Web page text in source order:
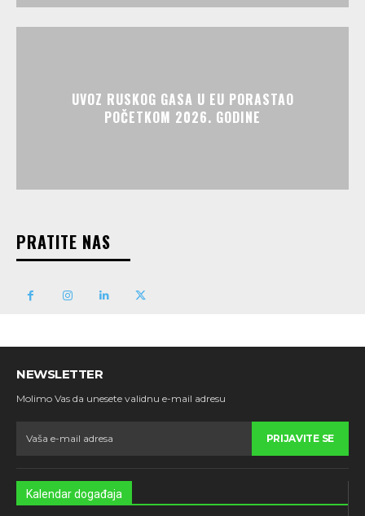
UVOZ RUSKOG GASA U EU PORASTAO
POČETKOM 2026. GODINE
PRATITE NAS
NEWSLETTER
Molimo Vas da unesete validnu e-mail adresu
PRIJAVITE SE
Kalendar događaja